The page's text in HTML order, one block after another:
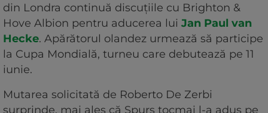
din Londra continuă discuțiile cu Brighton &
Hove Albion pentru aducerea lui Jan Paul van
Hecke. Apărătorul olandez urmează să participe
la Cupa Mondială, turneu care debutează pe 11
iunie.
Mutarea solicitată de Roberto De Zerbi
surprinde, mai ales că Spurs tocmai l-a adus pe